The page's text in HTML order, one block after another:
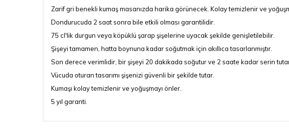
Zarif gri benekli kumaş masanızda harika görünecek. Kolay temizlenir ve
Dondurucuda 2 saat sonra bile etkili olması garantilidir.
75 cl'lik durgun veya köpüklü şarap şişelerine uyacak şekilde genişletilebilir.
Şişeyi tamamen, hatta boynuna kadar soğutmak için akıllıca tasarlanmıştır.
Son derece verimlidir, bir şişeyi 20 dakikada soğutur ve 2 saate kadar serin
Vücuda oturan tasarımı şişenizi güvenli bir şekilde tutar.
Kumaşı kolay temizlenir ve yoğuşmayı önler.
5 yıl garanti.